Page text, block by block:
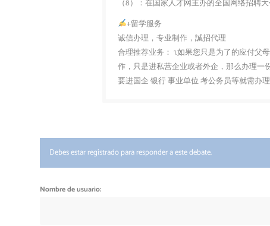
（8）：在国家人才网主办的全国网络招聘
+留学服务
诚信办理，专业制作，誠招代理
合理推荐业务： 1.如果您只是为了的应付父
作，只是进私营企业或者外企，那么办理一
要进国企 银行 事业单位 考公务员等就需办
Debes estar registrado para responder a este debate.
Nombre de usuario: